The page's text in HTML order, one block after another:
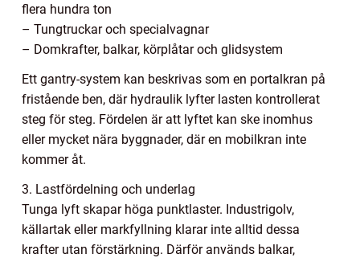
flera hundra ton
– Tungtruckar och specialvagnar
– Domkrafter, balkar, körplåtar och glidsystem
Ett gantry-system kan beskrivas som en portalkran på
fristående ben, där hydraulik lyfter lasten kontrollerat
steg för steg. Fördelen är att lyftet kan ske inomhus
eller mycket nära byggnader, där en mobilkran inte
kommer åt.
3. Lastfördelning och underlag
Tunga lyft skapar höga punktlaster. Industrigolv,
källartak eller markfyllning klarar inte alltid dessa
krafter utan förstärkning. Därför används balkar,